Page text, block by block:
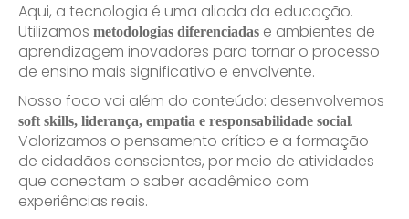
Aqui, a tecnologia é uma aliada da educação.
Utilizamos metodologias diferenciadas e ambientes de
aprendizagem inovadores para tornar o processo
de ensino mais significativo e envolvente.
Nosso foco vai além do conteúdo: desenvolvemos
soft skills, liderança, empatia e responsabilidade social.
Valorizamos o pensamento crítico e a formação
de cidadãos conscientes, por meio de atividades
que conectam o saber acadêmico com
experiências reais.